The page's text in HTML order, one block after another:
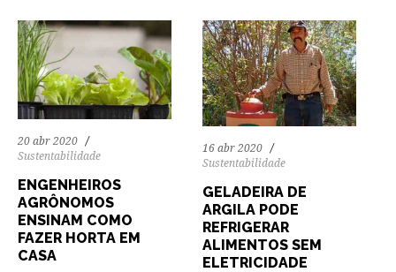
20 abr 2020
Sustentabilidade
ENGENHEIROS
AGRÔNOMOS
ENSINAM COMO
FAZER HORTA EM
CASA
16 abr 2020
Sustentabilidade
GELADEIRA DE
ARGILA PODE
REFRIGERAR
ALIMENTOS SEM
ELETRICIDADE